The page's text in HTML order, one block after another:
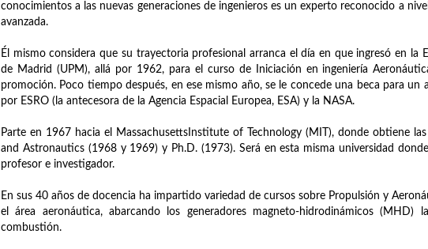
conocimientos a las nuevas generaciones de ingenieros es un experto reconocido a
avanzada.
Él mismo considera que su trayectoria profesional arranca el día en que ingresó en la
de Madrid (UPM), allá por 1962, para el curso de Iniciación en ingeniería
promoción. Poco tiempo después, en ese mismo año, se le concede una beca para un
por ESRO (la antecesora de la Agencia Espacial Europea, ESA) y la NASA.
Parte en 1967 hacia el MassachusettsInstitute of Technology (MIT), donde obtiene
and Astronautics (1968 y 1969) y Ph.D. (1973). Será en esta misma universidad
profesor e investigador.
En sus 40 años de docencia ha impartido variedad de cursos sobre Propulsión y
el área aeronáutica, abarcando los generadores magneto-hidrodinámicos (MHD)
combustión.